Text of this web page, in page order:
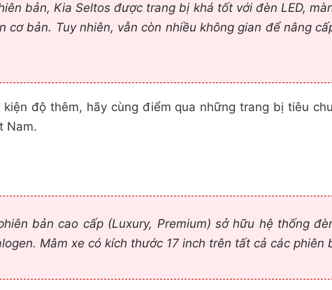
bản, Kia Seltos được trang bị khá tốt với đèn LED,
cơ bản. Tuy nhiên, vẫn còn nhiều không gian để nâng
độ thêm, hãy cùng điểm qua những trang bị tiêu
Nam.
bản cao cấp (Luxury, Premium) sở hữu hệ thống
Mâm xe có kích thước 17 inch trên tất cả các phiên